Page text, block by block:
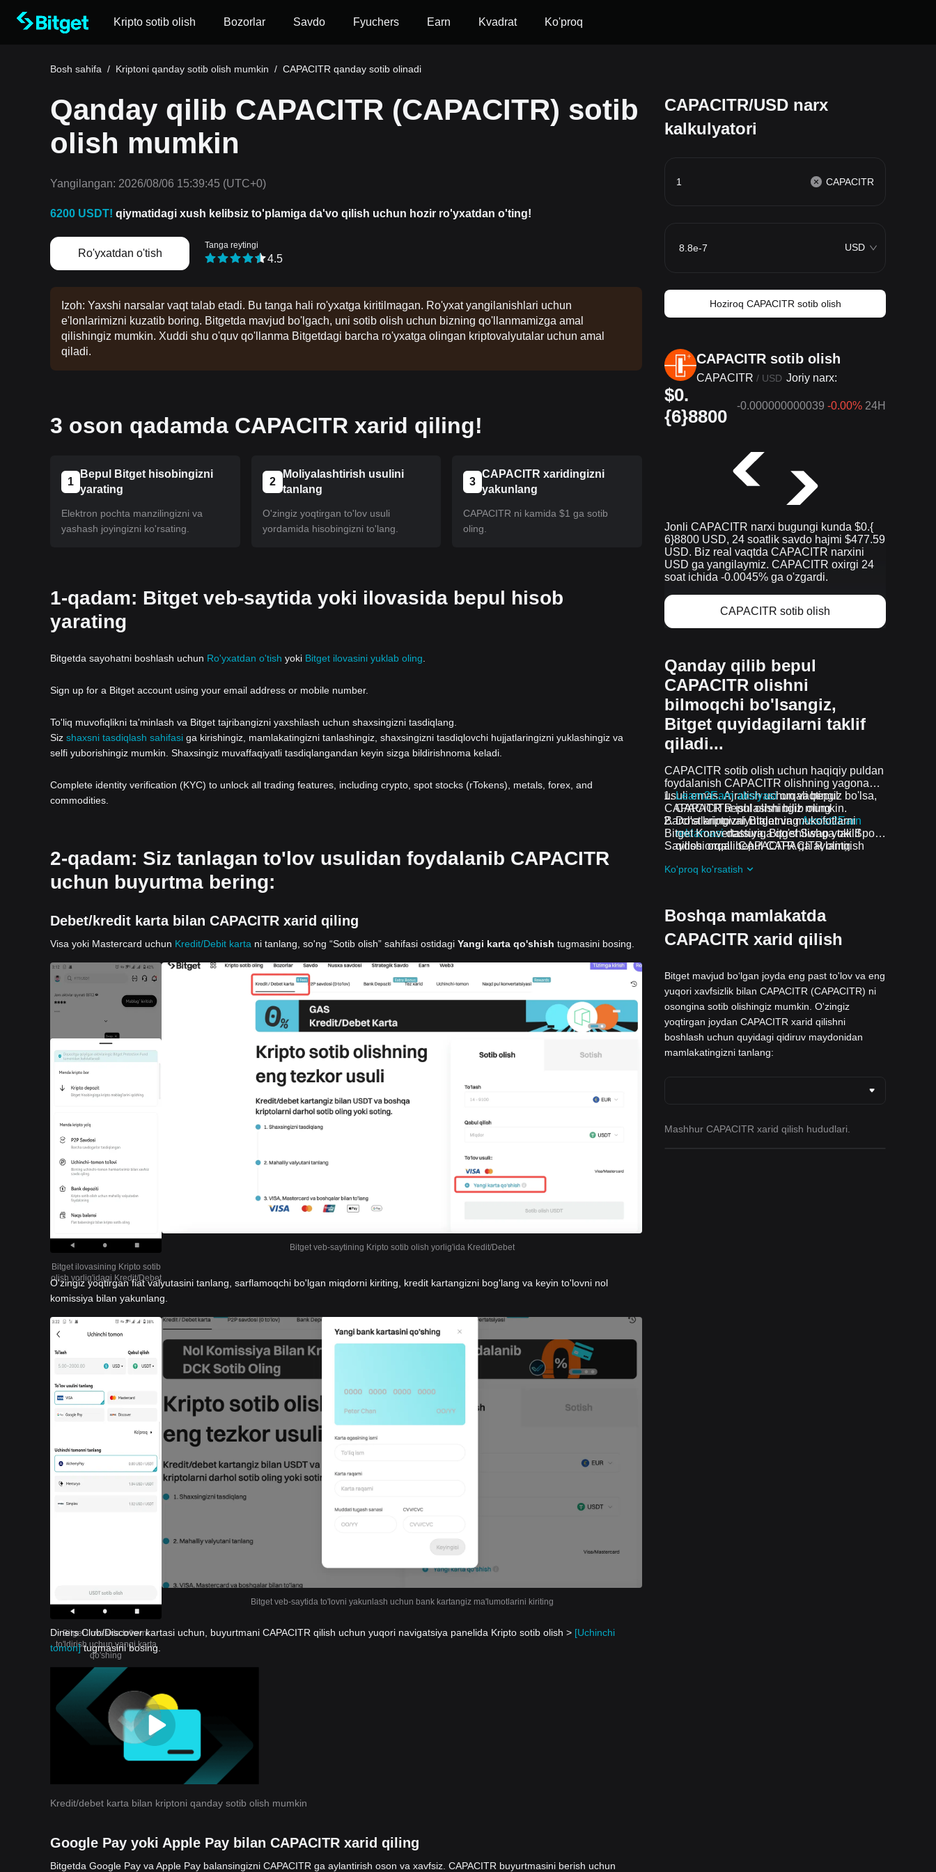
Kripto sotib olish Bozorlar Savdo Fyuchers Earn Kvadrat Ko'proq
Bosh sahifa / Kriptoni qanday sotib olish mumkin / CAPACITR qanday sotib olinadi
Qanday qilib CAPACITR (CAPACITR) sotib
olish mumkin
Yangilangan: 2026/08/06 15:39:45 (UTC+0)
6200 USDT! qiymatidagi xush kelibsiz to'plamiga da'vo qilish uchun hozir ro'yxatdan o'ting!
Ro'yxatdan o'tish
Tanga reytingi
4.5
Izoh: Yaxshi narsalar vaqt talab etadi. Bu tanga hali ro'yxatga kiritilmagan. Ro'yxat yangilanishlari uchun
e'lonlarimizni kuzatib boring. Bitgetda mavjud bo'lgach, uni sotib olish uchun bizning qo'llanmamizga amal
qilishingiz mumkin. Xuddi shu o'quv qo'llanma Bitgetdagi barcha ro'yxatga olingan kriptovalyutalar uchun amal
qiladi.
3 oson qadamda CAPACITR xarid qiling!
1
Bepul Bitget hisobingizni
yarating
Elektron pochta manzilingizni va
yashash joyingizni ko'rsating.
2
Moliyalashtirish usulini
tanlang
O'zingiz yoqtirgan to'lov usuli
yordamida hisobingizni to'lang.
3
CAPACITR xaridingizni
yakunlang
CAPACITR ni kamida $1 ga sotib
oling.
1-qadam: Bitget veb-saytida yoki ilovasida bepul hisob
yarating
Bitgetda sayohatni boshlash uchun Ro'yxatdan o'tish yoki Bitget ilovasini yuklab oling
Sign up for a Bitget account using your email address or mobile number.
To'liq muvofiqlikni ta'minlash va Bitget tajribangizni yaxshilash uchun shaxsingizni tasdiqlang.
Siz shaxsni tasdiqlash sahifasi ga kirishingiz, mamlakatingizni tanlashingiz, shaxsingizni tasdiqlovchi hujjatlaringizni yuklashingiz va
selfi yuborishingiz mumkin. Shaxsingiz muvaffaqiyatli tasdiqlangandan keyin sizga bildirishnoma keladi.
Complete identity verification (KYC) to unlock all trading features, including crypto, spot stocks (rTokens), metals, forex, and
commodities.
2-qadam: Siz tanlagan to'lov usulidan foydalanib CAPACITR
uchun buyurtma bering:
Debet/kredit karta bilan CAPACITR xarid qiling
Visa yoki Mastercard uchun Kredit/Debit karta ni tanlang, so'ng “Sotib olish” sahifasi ostidagi Yangi karta qo'shish tugmasini bosing.
Bitget ilovasining Kripto sotib
olish yorlig'idagi Kredit/Debet
Bitget veb-saytining Kripto sotib olish yorlig'ida Kredit/Debet
O'zingiz yoqtirgan fiat valyutasini tanlang, sarflamoqchi bo'lgan miqdorni kiriting, kredit kartangizni bog'lang va keyin to'lovni nol
komissiya bilan yakunlang.
Bitget ilovasida to'lovni
to'ldirish uchun yangi karta
qo'shing
Bitget veb-saytida to'lovni yakunlash uchun bank kartangiz ma'lumotlarini kiriting
Diners Club/Discover kartasi uchun, buyurtmani CAPACITR qilish uchun yuqori navigatsiya panelida Kripto sotib olish > [Uchinchi
tomon]tugmasini bosing.
Kredit/debet karta bilan kriptoni qanday sotib olish mumkin
Google Pay yoki Apple Pay bilan CAPACITR xarid qiling
Bitgetda Google Pay va Apple Pay balansingizni CAPACITR ga aylantirish oson va xavfsiz. CAPACITR buyurtmasini berish uchun
CAPACITR/USD narx
kalkulyatori
CAPACITR
USD
Hoziroq CAPACITR sotib olish
CAPACITR sotib olish
CAPACITR / USD Joriy narx:
$0.
{6}8800
-0.000000000039 -0.00% 24H
Jonli CAPACITR narxi bugungi kunda $0.{​
6}8800 USD, 24 soatlik savdo hajmi $477.59
USD. Biz real vaqtda CAPACITR narxini
USD ga yangilaymiz. CAPACITR oxirgi 24
soat ichida -0.0045% ga o'zgardi.
CAPACITR sotib olish
Qanday qilib bepul
CAPACITR olishni
bilmoqchi bo'lsangiz,
Bitget quyidagilarni taklif
qiladi...
CAPACITR sotib olish uchun haqiqiy puldan
foydalanish CAPACITR olishning yagona
usuli emas. Ajratish uchun vaqtingiz bo'lsa,
CAPACITR bepul olishingiz mumkin.
Learn2Earn aksiyasiorqali bepul
CAPACITR ishlashni bilib oling
Do'stlaringizni BitgetningAssist2Earn
reklamasidasturiga qo'shilishga taklif
qilish orqali bepul CAPACITR oling
aksiyalariguruhiga qo'shilish orqali
Barcha kriptovalyutalar va mukofotlarni
Bitget Konvertatsiya, Bitget Swap yoki Spot
Savdosi orqali CAPACITR ga aylantirish
Ko'proq ko'rsatish
Boshqa mamlakatda
CAPACITR xarid qilish
Bitget mavjud boʻlgan joyda eng past to'lov va eng
yuqori xavfsizlik bilan CAPACITR (CAPACITR) ni
osongina sotib olishingiz mumkin. O'zingiz
yoqtirgan joydan CAPACITR xarid qilishni
boshlash uchun quyidagi qidiruv maydonidan
mamlakatingizni tanlang:
Mashhur CAPACITR xarid qilish hududlari.